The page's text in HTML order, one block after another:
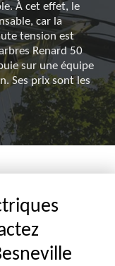
À cet effet, le
car la
tension est
Renard 50
sur une équipe
Ses prix sont les